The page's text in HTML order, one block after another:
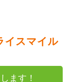
イスマイル
ます！